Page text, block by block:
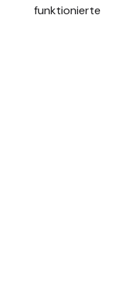
funktionierte